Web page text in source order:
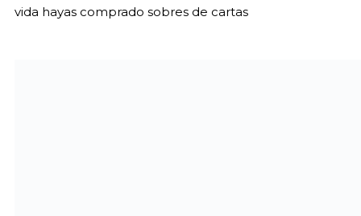
vida hayas comprado sobres de cartas